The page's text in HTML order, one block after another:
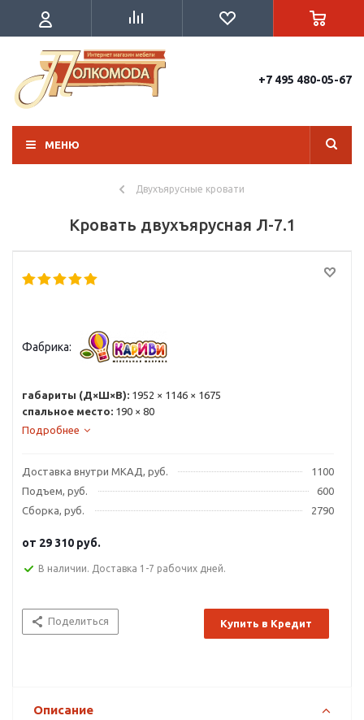
+7 495 480-05-67
МЕНЮ
Двухъярусные кровати
Кровать двухъярусная Л-7.1
Фабрика:
габариты (Д×Ш×В): 1952 × 1146 × 1675
спальное место: 190 × 80
Подробнее
Доставка внутри МКАД, руб.
1100
Подъем, руб.
600
Сборка, руб.
2790
от 29 310 руб.
В наличии. Доставка 1-7 рабочих дней.
Поделиться Купить в Кредит
Описание